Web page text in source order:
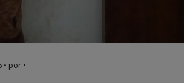
• por •